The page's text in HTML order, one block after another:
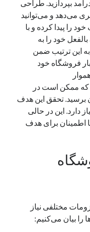
بپردازید. طراحی
می‌دهد و می‌توانید
را پیدا کرده و با
خود را به
به این ترتیب ضمن
فروشگاه خود
ممکن است در
تحقق این هدف
دارد. این در حالی
اطمینان برای هدف
مختلفی نیاز
را بیان می‌کنیم: